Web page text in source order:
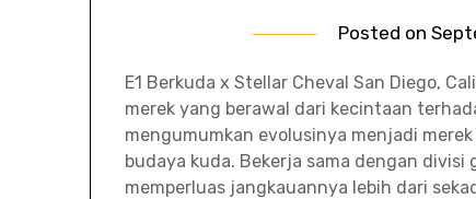
Posted on
E1 Berkuda x Stellar Cheval San Diego,
merek yang berawal dari kecintaan
mengumumkan evolusinya menjadi
budaya kuda. Bekerja sama dengan
memperluas jangkauannya lebih dari